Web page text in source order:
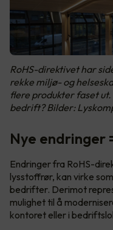
RoHS-direktivet har
rekke miljø- og
flere produkter faset
bedrift? Bilder:
Nye endringer
Endringer fra RoHS-
lysstoffrør, kan virke
bedrifter. Derimot
mulighet til å
kontoret eller i